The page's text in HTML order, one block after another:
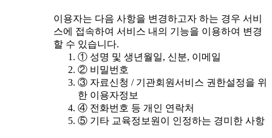
이용자는 다음 사항을 변경하고자 하는 경우 서비
스에 접속하여 서비스 내의 기능을 이용하여 변경
할 수 있습니다.
① 성명 및 생년월일, 신분, 이메일
② 비밀번호
③ 자료신청 / 기관회원서비스 권한설정을 위
한 이용자정보
④ 전화번호 등 개인 연락처
⑤ 기타 교육정보원이 인정하는 경미한 사항